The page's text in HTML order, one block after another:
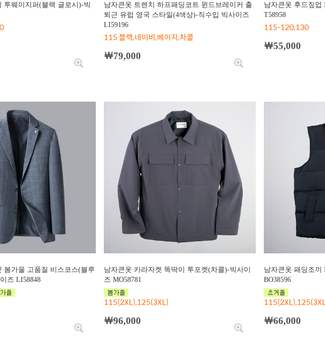
투웨이지퍼(블랙 글로시)-빅
남자큰옷 트렌치 하프패딩코트 윈드브레이커 출
퇴근 유럽 영국 스타일(4색상)-직수입 빅사이즈
LI59196
115 블랙,네이비,베이지,차콜
￦79,000
남자큰옷 후드짚업
T58958
115-120,130
￦55,000
봄가을 고품질 비스코스(블루
즈 LI58848
남자큰옷 카라자켓 똑딱이 투포켓(차콜)-빅사이
즈 MO58781
115(2XL),125(3XL)
￦96,000
남자큰옷 패딩조끼
BO38596
￦66,000